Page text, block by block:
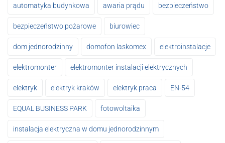
automatyka budynkowa awaria prądu bezpieczeństwo
bezpieczeństwo pożarowe biurowiec
dom jednorodzinny domofon laskomex elektroinstalacje
elektromonter elektromonter instalacji elektrycznych
elektryk elektryk kraków elektryk praca EN-54
EQUAL BUSINESS PARK fotowoltaika
instalacja elektryczna w domu jednorodzinnym